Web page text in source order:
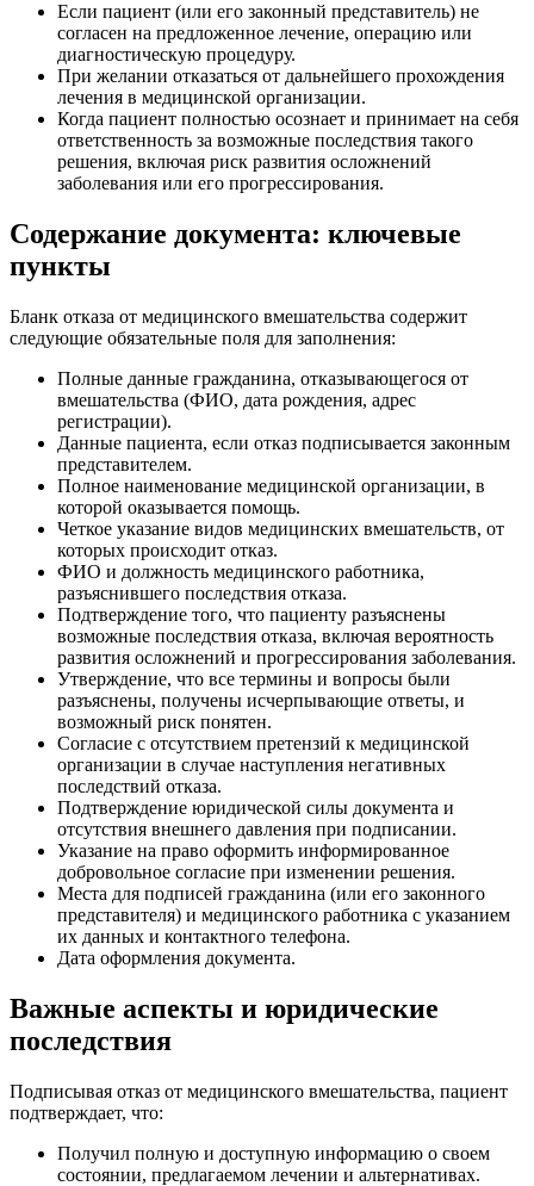
Если пациент (или его законный представитель) не
согласен на предложенное лечение, операцию или
диагностическую процедуру.
При желании отказаться от дальнейшего прохождения
лечения в медицинской организации.
Когда пациент полностью осознает и принимает на себя
ответственность за возможные последствия такого
решения, включая риск развития осложнений
заболевания или его прогрессирования.
Содержание документа: ключевые
пункты
Бланк отказа от медицинского вмешательства содержит
следующие обязательные поля для заполнения:
Полные данные гражданина, отказывающегося от
вмешательства (ФИО, дата рождения, адрес
регистрации).
Данные пациента, если отказ подписывается законным
представителем.
Полное наименование медицинской организации, в
которой оказывается помощь.
Четкое указание видов медицинских вмешательств, от
которых происходит отказ.
ФИО и должность медицинского работника,
разъяснившего последствия отказа.
Подтверждение того, что пациенту разъяснены
возможные последствия отказа, включая вероятность
развития осложнений и прогрессирования заболевания.
Утверждение, что все термины и вопросы были
разъяснены, получены исчерпывающие ответы, и
возможный риск понятен.
Согласие с отсутствием претензий к медицинской
организации в случае наступления негативных
последствий отказа.
Подтверждение юридической силы документа и
отсутствия внешнего давления при подписании.
Указание на право оформить информированное
добровольное согласие при изменении решения.
Места для подписей гражданина (или его законного
представителя) и медицинского работника с указанием
их данных и контактного телефона.
Дата оформления документа.
Важные аспекты и юридические
последствия
Подписывая отказ от медицинского вмешательства, пациент
подтверждает, что:
Получил полную и доступную информацию о своем
состоянии, предлагаемом лечении и альтернативах.